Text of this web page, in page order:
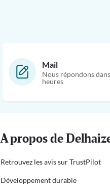
Mail
Nous répondons
heures
A propos de
Retrouvez les avis sur TrustPilot
Développement durable